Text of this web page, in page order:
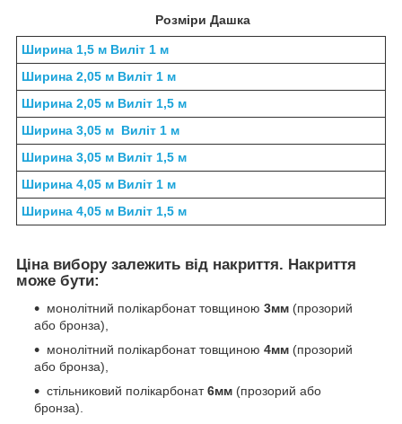
Розміри Дашка
Ширина 1,5 м Виліт 1 м
Ширина 2,05 м Виліт 1 м
Ширина 2,05 м Виліт 1,5 м
Ширина 3,05 м Виліт 1 м
Ширина 3,05 м Виліт 1,5 м
Ширина 4,05 м Виліт 1 м
Ширина 4,05 м Виліт 1,5 м
Ціна вибору залежить від накриття. Накриття
може бути:
монолітний полікарбонат товщиною 3мм (прозорий
або бронза),
монолітний полікарбонат товщиною 4мм (прозорий
або бронза),
стільниковий полікарбонат6мм (прозорий або
бронза).